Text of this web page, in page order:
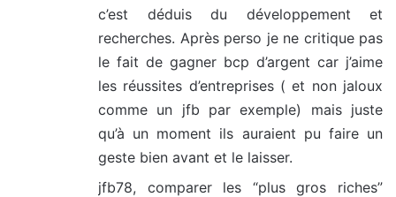
c’est déduis du développement et
recherches. Après perso je ne critique pas
le fait de gagner bcp d’argent car j’aime
les réussites d’entreprises ( et non jaloux
comme un jfb par exemple) mais juste
qu’à un moment ils auraient pu faire un
geste bien avant et le laisser.
jfb78, comparer les “plus gros riches”